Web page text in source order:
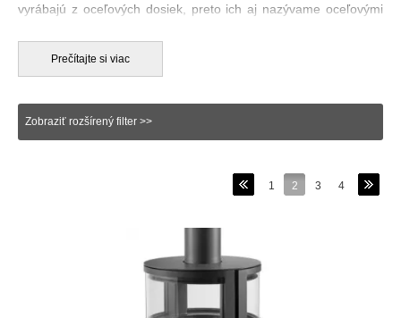
vyrábajú z oceľových dosiek, preto ich aj nazývame oceľovými
výsledku veľmi účinné, odolné a moderné s miernym
industriálnym nádychom. Výroba oceľových krbových kachlí
používa vysoko kvalitnú kotlovú oceľ, ktorá je do výroby
ukončením výroby dopĺňajú rôznymi akumulačným materiálom.
Plechové krbové kachle rozhodne nezaostávajú po stránke
centrálny prívod vzduchu (CPV), ktorý zabezpečuje vždy čerstvý
vzduch k horeniu získávaný z exteriéru, čoho výsledkom je, že
Prečítajte si viac
Zobraziť rozšírený filter >>
1 2 3 4